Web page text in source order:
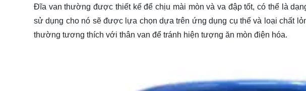
Đĩa van thường được thiết kế để chịu mài mòn và va đập tốt, có thể là
sử dụng cho nó sẽ được lựa chọn dựa trên ứng dụng cụ thể và loại chất
thường tương thích với thân van để tránh hiện tượng ăn mòn điện hóa.